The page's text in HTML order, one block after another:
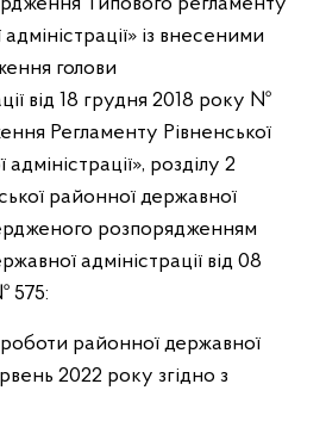
із внесеними
голови
від 18 грудня 2018 року №
Регламенту Рівненської
розділу 2
районної державної
розпорядженням
адміністрації від 08
575:
районної державної
2022 року згідно з